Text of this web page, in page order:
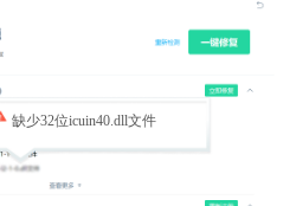
缺少32位icuin40.dll文件